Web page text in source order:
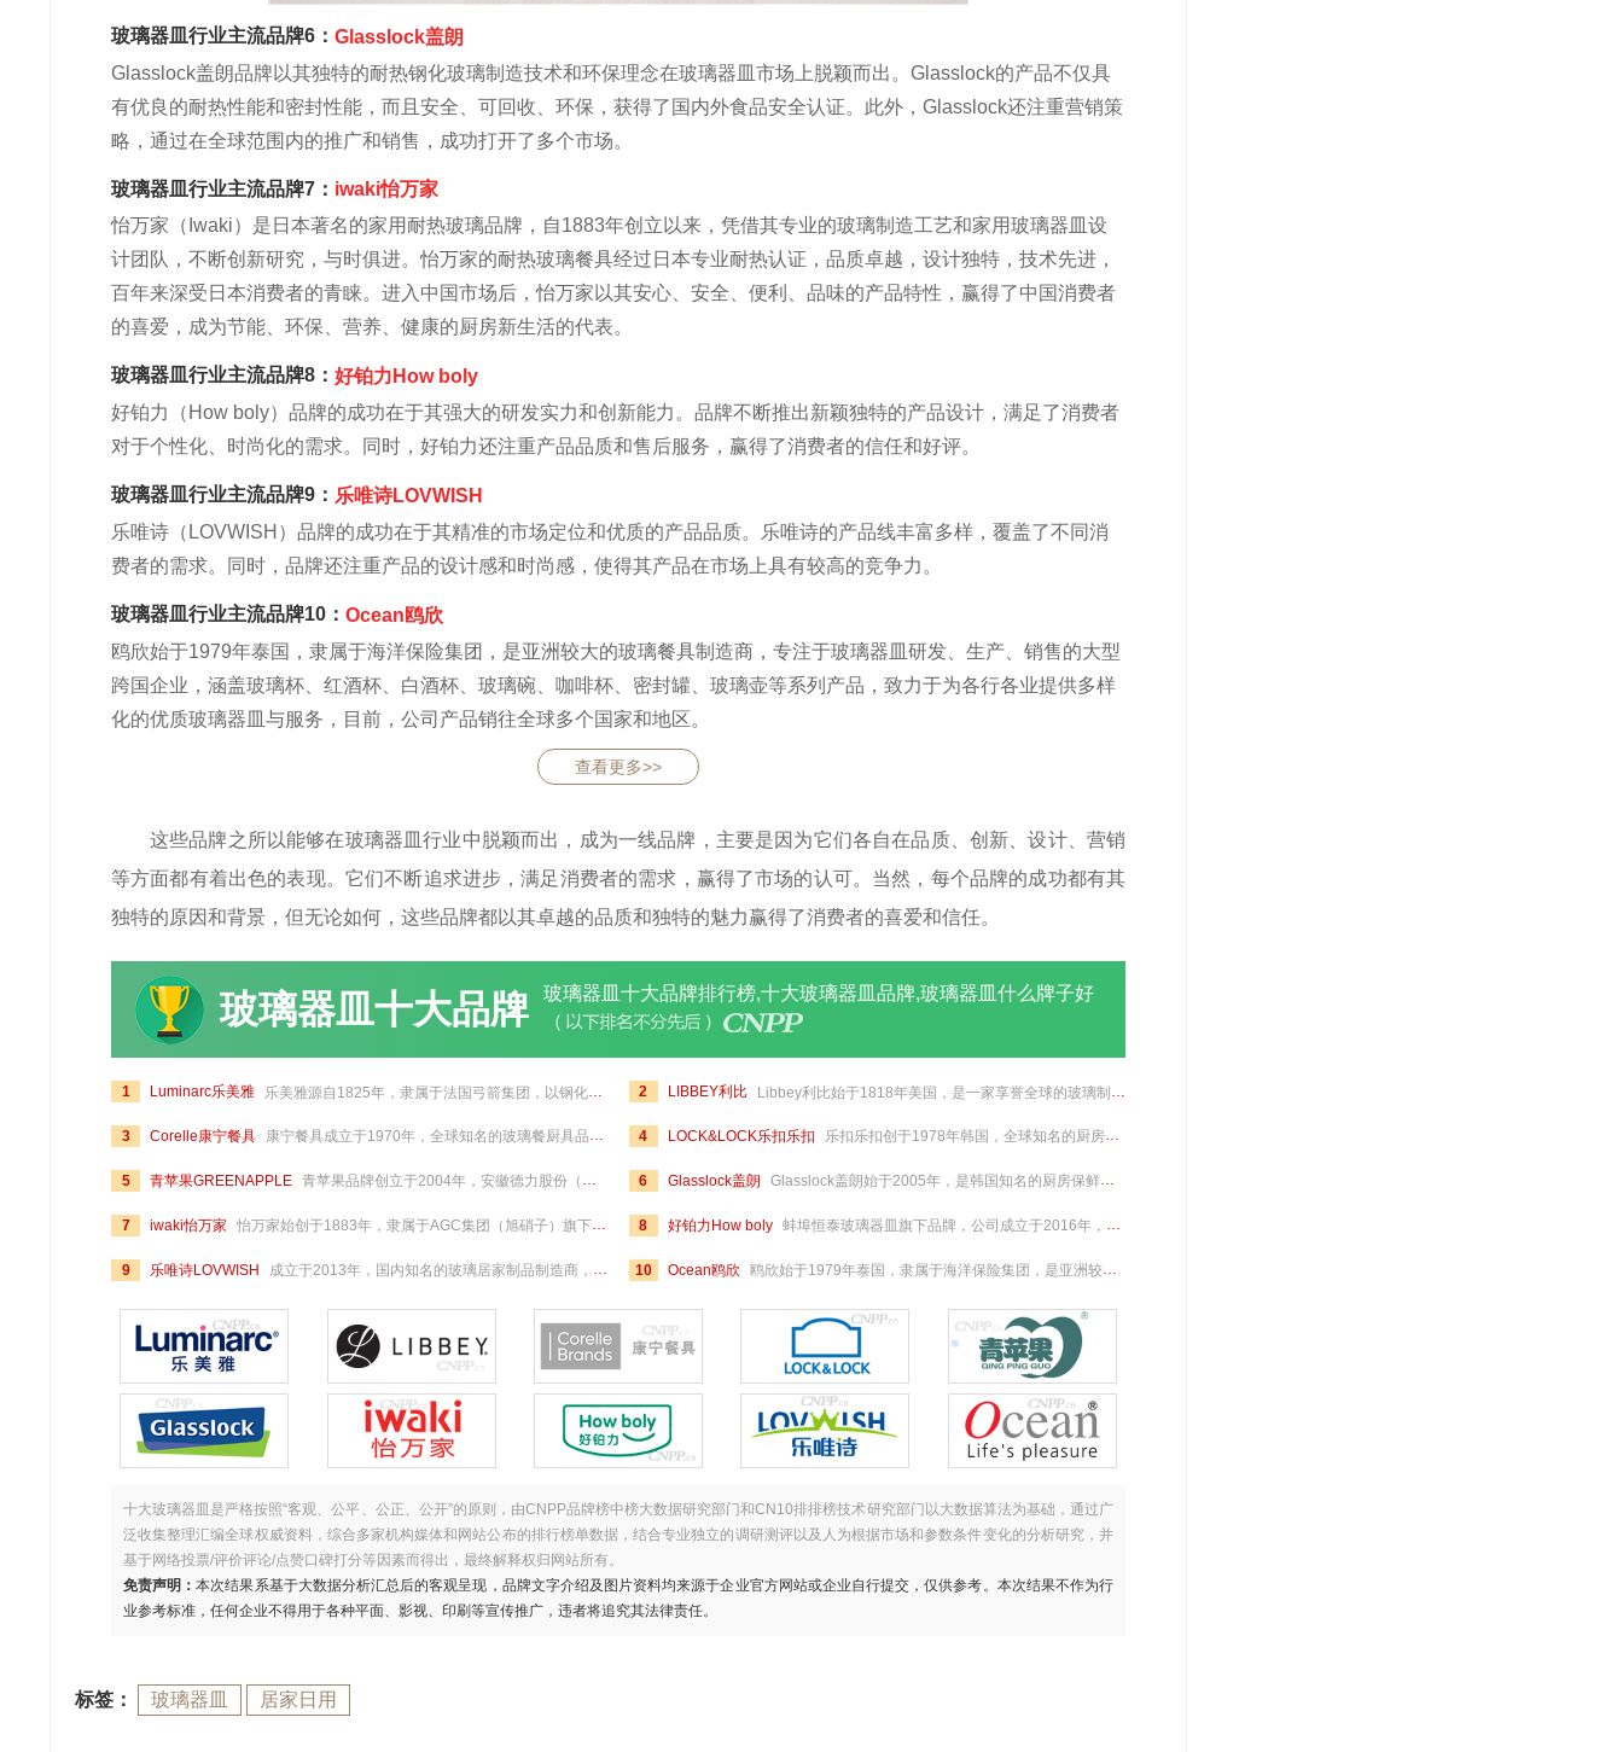
玻璃器皿行业主流品牌6： Glasslock盖朗
Glasslock盖朗品牌以其独特的耐热钢化玻璃制造技术和环保理念在玻璃器皿市场上脱颖而出。Glasslock的产品不仅具
有优良的耐热性能和密封性能，而且安全、可回收、环保，获得了国内外食品安全认证。此外，Glasslock还注重营销策
略，通过在全球范围内的推广和销售，成功打开了多个市场。
玻璃器皿行业主流品牌7： iwaki怡万家
怡万家（Iwaki）是日本著名的家用耐热玻璃品牌，自1883年创立以来，凭借其专业的玻璃制造工艺和家用玻璃器皿设
计团队，不断创新研究，与时俱进。怡万家的耐热玻璃餐具经过日本专业耐热认证，品质卓越，设计独特，技术先进，
百年来深受日本消费者的青睐。进入中国市场后，怡万家以其安心、安全、便利、品味的产品特性，赢得了中国消费者
的喜爱，成为节能、环保、营养、健康的厨房新生活的代表。
玻璃器皿行业主流品牌8： 好铂力How boly
好铂力（How boly）品牌的成功在于其强大的研发实力和创新能力。品牌不断推出新颖独特的产品设计，满足了消费者
对于个性化、时尚化的需求。同时，好铂力还注重产品品质和售后服务，赢得了消费者的信任和好评。
玻璃器皿行业主流品牌9： 乐唯诗LOVWISH
乐唯诗（LOVWISH）品牌的成功在于其精准的市场定位和优质的产品品质。乐唯诗的产品线丰富多样，覆盖了不同消
费者的需求。同时，品牌还注重产品的设计感和时尚感，使得其产品在市场上具有较高的竞争力。
玻璃器皿行业主流品牌10： Ocean鸥欣
鸥欣始于1979年泰国，隶属于海洋保险集团，是亚洲较大的玻璃餐具制造商，专注于玻璃器皿研发、生产、销售的大型
跨国企业，涵盖玻璃杯、红酒杯、白酒杯、玻璃碗、咖啡杯、密封罐、玻璃壶等系列产品，致力于为各行各业提供多样
化的优质玻璃器皿与服务，目前，公司产品销往全球多个国家和地区。
查看更多>>
这些品牌之所以能够在玻璃器皿行业中脱颖而出，成为一线品牌，主要是因为它们各自在品质、创新、设计、营销
等方面都有着出色的表现。它们不断追求进步，满足消费者的需求，赢得了市场的认可。当然，每个品牌的成功都有其
独特的原因和背景，但无论如何，这些品牌都以其卓越的品质和独特的魅力赢得了消费者的喜爱和信任。
玻璃器皿十大品牌 玻璃器皿十大品牌排行榜,十大玻璃器皿品牌,玻璃器皿什么牌子好
1 Luminarc乐美雅 乐美雅源自1825年，隶属于法国弓箭集团，以钢化玻璃餐具而闻名，其产品经过特殊工艺处理，以三倍高强度、无孔抗菌表面、超强的抗震性能和能抵御骤然间135℃温差变化等特点著称，乐美雅提供从传统的透明系列到结合传统审美和现代设计的白玉玻璃系列产品，涵盖餐具、高脚杯、水具、花瓶、烛台、储物罐等，产品畅销全球100多个国家。 2 LIBBEY利比 Libbey利比始于1818年美国，是一家享誉全球的玻璃制品制造商，北美餐饮玻璃器皿行业标准的制定者，以一体成形高脚杯生产工艺著称，凭借先进工艺生产的玻璃器皿无接缝、坚固且美观，利比致力于为餐厅主厨、酒吧调酒师和家宴大师提供美观耐用的餐桌用品，涵盖水杯、高脚杯、玻璃碗、碟和玻璃容器等，其产品销往全球超100个国家和地区，年产玻璃器皿超过10亿支。
3 Corelle康宁餐具 康宁餐具成立于1970年，全球知名的玻璃餐厨具品牌，原隶属于世界500强的康宁公司，发明了第一片可用于制作烘焙用具的耐热玻璃，其产品采用三层夹层玻璃结构，具有轻便耐用、不易附着污渍和气味、容易清洗等特点而备受市场欢迎，康宁餐具旗下拥有Pyrex百丽、Snapware康宁扣等多个知名品牌，产品包括餐具、锅具、刀具、保鲜容器及水杯水壶等。 4 LOCK&LOCK乐扣乐扣 乐扣乐扣创于1978年韩国，全球知名的厨房生活用品品牌，以生产高质量的密封容器而闻名，业务遍布全球120多个国家，其产品以保鲜盒为主，包括易扣乐、冰扣乐、多乐扣、格拉斯、特器、百纳箱、真空压缩袋和保温保冷系列产品等。乐扣乐扣于2004年进入国内市场，其“LOCK”寓意为锁，强调其产品的密封性能，凭借良好的密封性和高品质赢得了国内消费者的信任和喜爱。
5 青苹果GREENAPPLE 青苹果品牌创立于2004年，安徽德力股份（股票代码：002571）旗下，国内知名的玻璃器皿品牌，产品线包括高脚杯、水杯、水壶等多种日用玻璃器皿，广泛应用于家居、酒店餐饮等多个领域，远销70多个国家和地区。德力股份始创于1996年，是中国日用玻璃器皿行业的龙头企业，拥有包括吹制、压制、压吹等日用玻璃器皿制造多项工艺技术，旗下拥有青苹果、艾格莱雅、意德丽塔、柯瑞等多个品牌。 6 Glasslock盖朗 Glasslock盖朗始于2005年，是韩国知名的厨房保鲜用品品牌，隶属于三光玻璃株会社，较早推出扣锁式玻璃保鲜盒，其产品采用天然苏打石灰玻璃，以全密封设计和独特的耐热钢化玻璃技术制成，产品以安全性、密封性、耐热性和耐冲击性而备受消费者青睐。
7 iwaki怡万家 怡万家始创于1883年，隶属于AGC集团（旭硝子）旗下的株式会社岩城屋，是日本知名的耐热玻璃品牌，以生产高品质家用耐热玻璃器皿而闻名，产品线涵盖保鲜盒、调味瓶、冷水壶、冰滴咖啡壶、茶壶等，其耐热玻璃餐具经过日本专业耐热认证，适用于微波炉、烤箱、洗碗机、消毒柜等多种家用电器。 8 好铂力How boly 蚌埠恒泰玻璃器皿旗下品牌，公司成立于2016年，是一家专业从事玻璃器皿生产、制造和销售的大型玻璃制造企业，主要产品有玻璃餐杯、玻璃烛台、玻璃灯罩、玻璃烟缸以及玻璃碗碟等，销往国内外多个市场，年产玻璃器皿达4.5万吨，年销售收入约1.4亿元。
9 乐唯诗LOVWISH 成立于2013年，国内知名的玻璃居家制品制造商，主营产品有茶碗、茶壶、茶具套装、印花杯水具套装、沙拉碗套装、油壶套装、水具大全等，其致力于将国内、国际优秀、时尚、流行的家居文化元素不断创新，为广大消费者提供优质的产品和服务体验。 10 Ocean鸥欣 鸥欣始于1979年泰国，隶属于海洋保险集团，是亚洲较大的玻璃餐具制造商，专注于玻璃器皿研发、生产、销售的大型跨国企业，涵盖玻璃杯、红酒杯、白酒杯、玻璃碗、咖啡杯、密封罐、玻璃壶等系列产品，致力于为各行各业提供多样化的优质玻璃器皿与服务，目前，公司产品销往全球多个国家和地区。
十大玻璃器皿是严格按照“客观、公平、公正、公开”的原则，由CNPP品牌榜中榜大数据研究部门和CN10排排榜技术研究部门以大数据算法为基础，通过广
泛收集整理汇编全球权威资料，综合多家机构媒体和网站公布的排行榜单数据，结合专业独立的调研测评以及人为根据市场和参数条件变化的分析研究，并
基于网络投票/评价评论/点赞口碑打分等因素而得出，最终解释权归网站所有。
免责声明：本次结果系基于大数据分析汇总后的客观呈现，品牌文字介绍及图片资料均来源于企业官方网站或企业自行提交，仅供参考。本次结果不作为行
业参考标准，任何企业不得用于各种平面、影视、印刷等宣传推广，违者将追究其法律责任。
标签： 玻璃器皿 居家日用